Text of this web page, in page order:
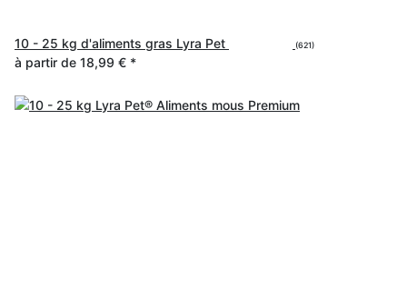
10 - 25 kg d'aliments gras Lyra Pet (621)
à partir de 18,99 € *